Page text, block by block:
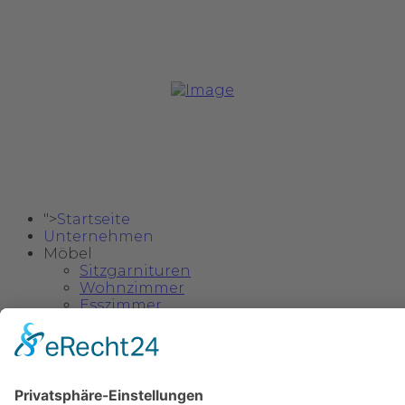
">Startseite
Unternehmen
Möbel
Sitzgarnituren
Wohnzimmer
Esszimmer
Einzelstücke & Deko
Kinder- und Jugendzimmer